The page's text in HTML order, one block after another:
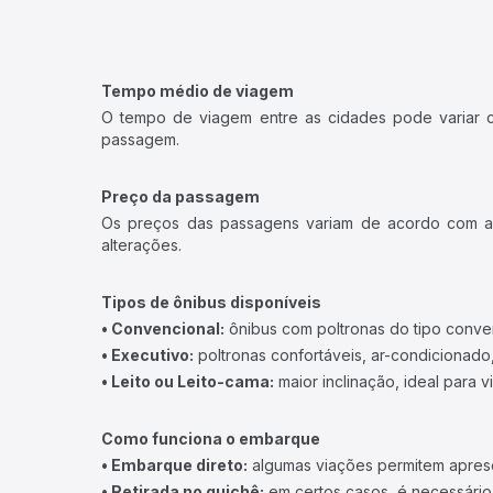
Tempo médio de viagem
O tempo de viagem entre as cidades pode variar
passagem.
Preço da passagem
Os preços das passagens variam de acordo com
alterações.
Tipos de ônibus disponíveis
• Convencional: ônibus com poltronas do tipo
• Executivo: poltronas confortáveis, ar-
• Leito ou Leito-cama: maior inclinação, ideal para
Como funciona o embarque
• Embarque direto: algumas viações permitem